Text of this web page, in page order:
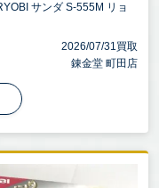
サンダ S-555M リョ
2026/07/31買取
錬金堂 町田店